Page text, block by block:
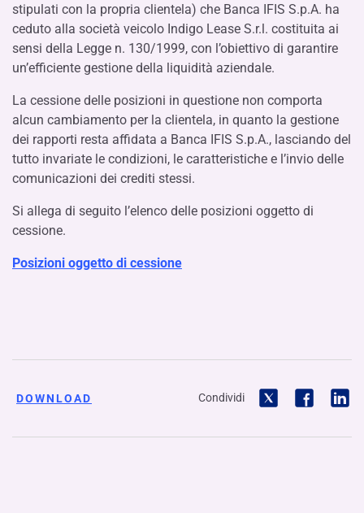
stipulati con la propria clientela) che Banca IFIS S.p.A. ha
ceduto alla società veicolo Indigo Lease S.r.l. costituita ai
sensi della Legge n. 130/1999, con l’obiettivo di garantire
un’efficiente gestione della liquidità aziendale.
La cessione delle posizioni in questione non comporta
alcun cambiamento per la clientela, in quanto la gestione
dei rapporti resta affidata a Banca IFIS S.p.A., lasciando del
tutto invariate le condizioni, le caratteristiche e l’invio delle
comunicazioni dei crediti stessi.
Si allega di seguito l’elenco delle posizioni oggetto di
cessione.
Posizioni oggetto di cessione
DOWNLOAD Condividi